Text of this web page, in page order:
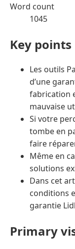
Word count
1045
Key points
Les outils
d’une
fabrication
mauvaise
Si votre
tombe en
faire
Même en
solutions
Dans cet
conditions
garantie
Primary